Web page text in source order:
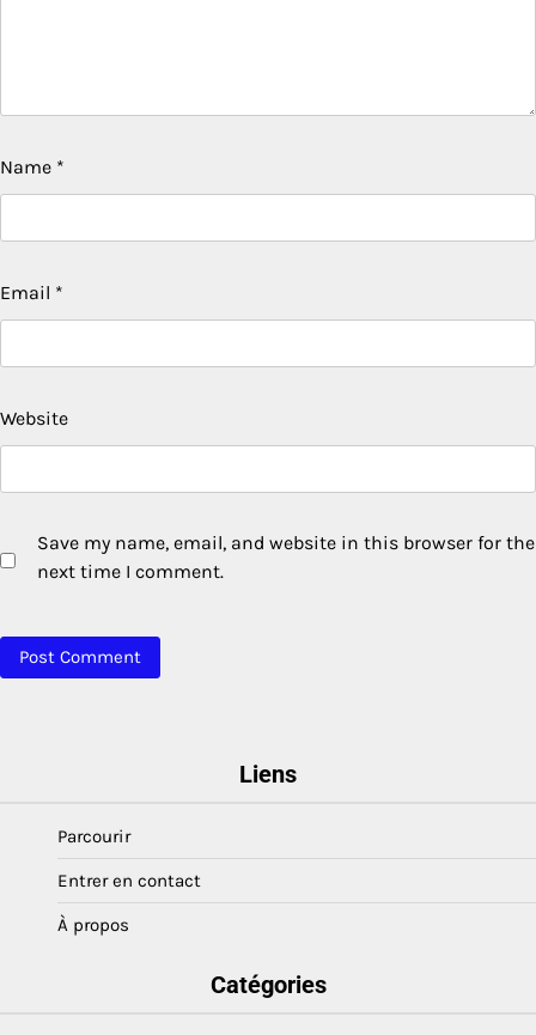
Name *
Email *
Website
Save my name, email, and website in this browser for the
next time I comment.
Liens
Parcourir
Entrer en contact
À propos
Catégories